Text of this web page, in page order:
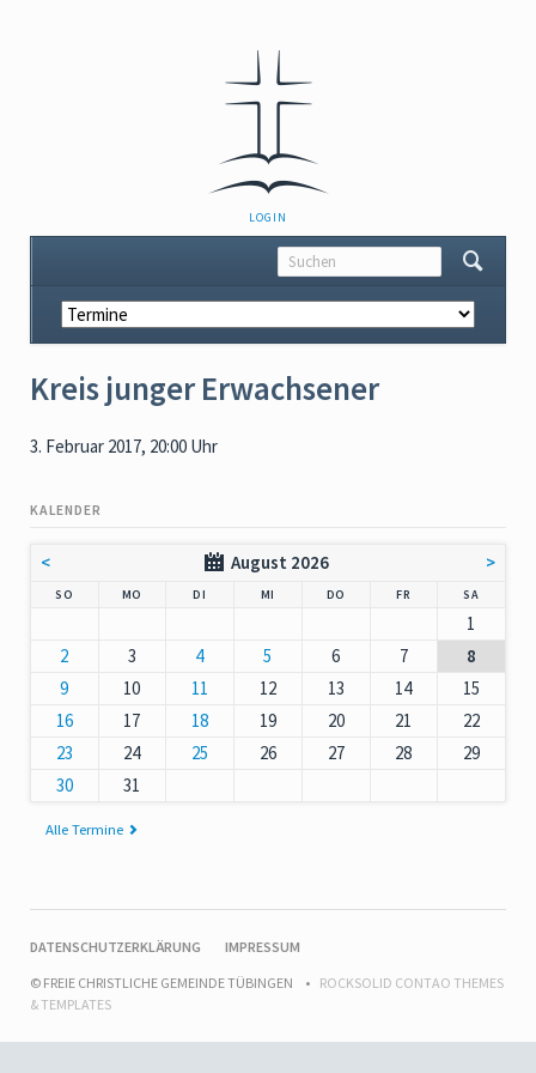
NAVIGATION
ÜBERSPRINGEN
LOGIN
Navigation
überspringen
Kreis junger Erwachsener
3. Februar 2017, 20:00 Uhr
KALENDER
< August 2026 >
SO MO DI MI DO NNERSTAG
FR SAMSTAG
1
2
3 4 5 6 7
8
9
10 11 12 13 14
15
16
17 18 19 20 21
22
23
24 25 26 27 28
29
30
31
Alle Termine
NAVIGATION
DATENSCHUTZERKLÄRUNG
IMPRESSUM
© FREIE CHRISTLICHE GEMEINDE TÜBINGEN
ROCKSOLID CONTAO THEMES
& TEMPLATES